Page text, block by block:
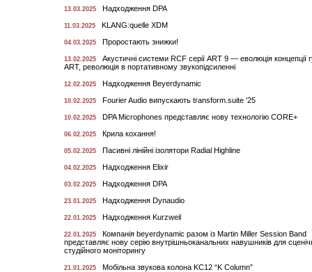
13.03.2025 Надходження DPA
11.03.2025 KLANG:quelle XDM
04.03.2025 Проростають знижки!
13.02.2025
Акустичні системи RCF серії ART 9 — еволюція концепції
ART, революція в портативному звукопідсиленні
12.02.2025 Надходження Beyerdynamic
10.02.2025 Fourier Audio випускають transform.suite ’25
10.02.2025 DPA Microphones представляє нову технологію CORE+
06.02.2025 Крила кохання!
05.02.2025 Пасивні лінійні ізолятори Radial Highline
04.02.2025 Надходження Elixir
03.02.2025 Надходження DPA
23.01.2025 Надходження Dynaudio
22.01.2025 Надходження Kurzweil
22.01.2025
Компанія beyerdynamic разом із Martin Miller Session Band
представляє нову серію внутрішньоканальних навушників для
студійного моніторингу
21.01.2025 Мобільна звукова колона KC12 “K Column”